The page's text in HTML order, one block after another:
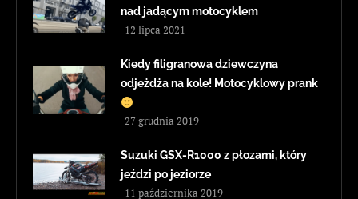
nad jadącym motocyklem
12 lipca 2021
Kiedy filigranowa dziewczyna
odjeżdża na kole! Motocyklowy prank
27 grudnia 2019
Suzuki GSX-R1000 z płozami, który
jeździ po jeziorze
11 października 2019